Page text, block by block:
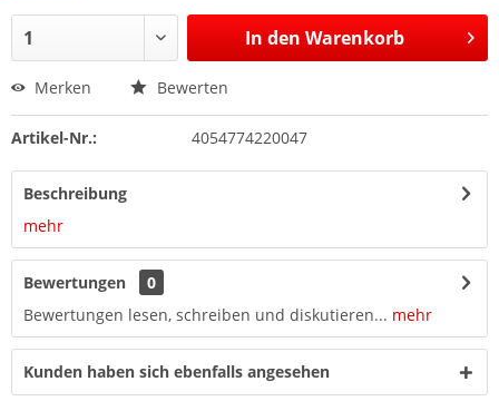
In den Warenkorb
Merken Bewerten
Artikel-Nr.: 4054774220047
Beschreibung
mehr
Bewertungen
0
Bewertungen lesen, schreiben und diskutieren... mehr
Kunden haben sich ebenfalls angesehen